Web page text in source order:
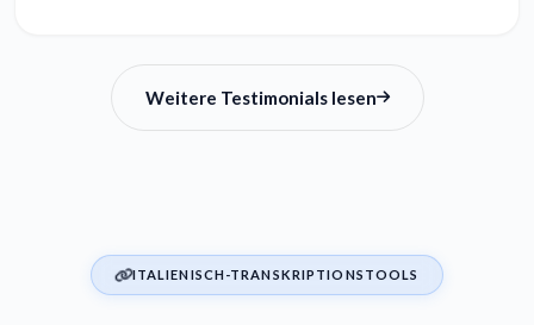
Weitere Testimonials lesen
ITALIENISCH-TRANSKRIPTIONSTOOLS